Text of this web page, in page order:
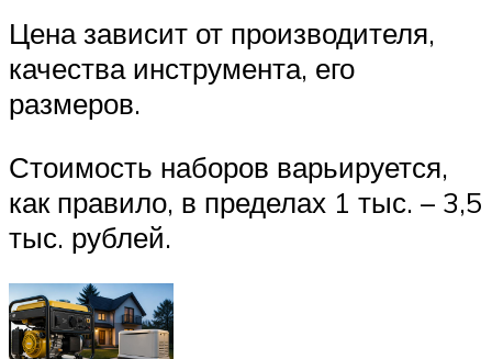
Цена зависит от производителя,
качества инструмента, его
размеров.
Стоимость наборов варьируется,
как правило, в пределах 1 тыс. – 3,5
тыс. рублей.